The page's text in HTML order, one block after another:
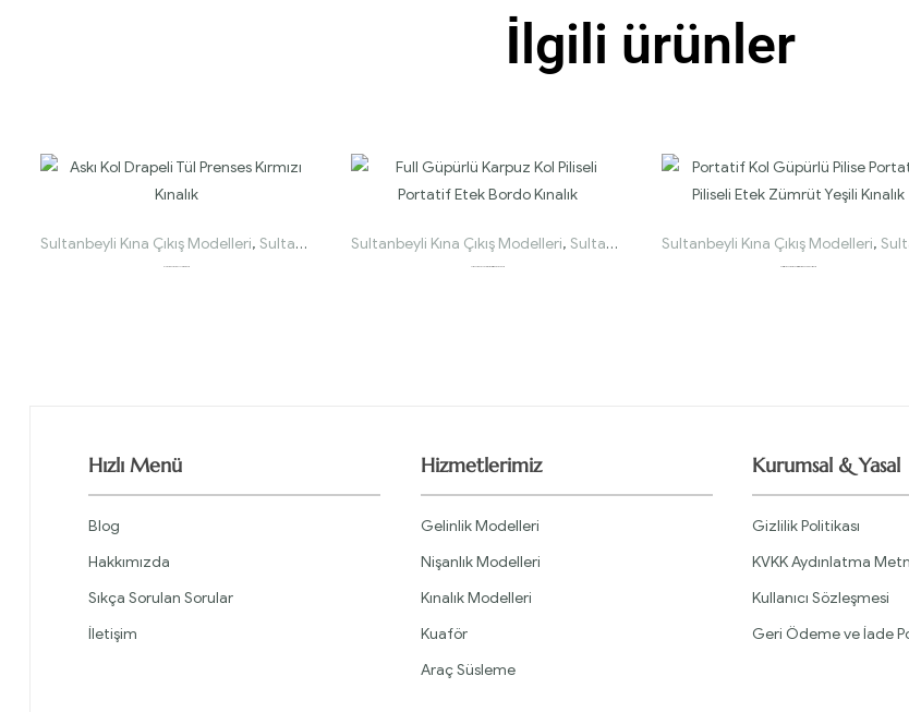
İlgili ürünler
Sultanbeyli Kına Çıkış Modelleri, Sultanbeyli Kınalık Modelleri Sultanbeyli Kına Çıkış Modelleri, Sultanbeyli Kınalık Modelleri Sultanbeyli Kına Çıkış Modelleri, Sultanbeyli Kınalık
Hızlı Menü
Blog
Hakkımızda
Sıkça Sorulan Sorular
İletişim
Hizmetlerimiz
Gelinlik Modelleri
Nişanlık Modelleri
Kınalık Modelleri
Kuaför
Araç Süsleme
Kurumsal & Yasal
Gizlilik Politikası
KVKK Aydınlatma
Kullanıcı Sözleşmesi
Geri Ödeme ve İade